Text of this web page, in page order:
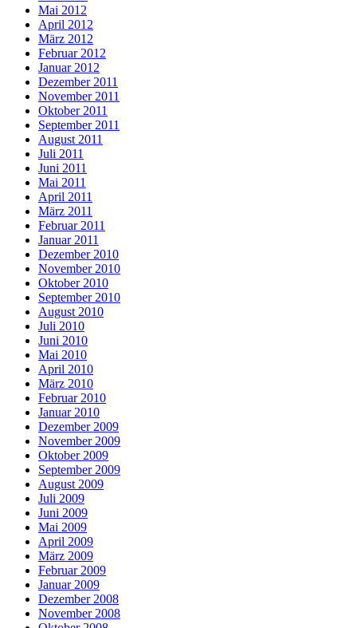
Mai 2012
April 2012
März 2012
Februar 2012
Januar 2012
Dezember 2011
November 2011
Oktober 2011
September 2011
August 2011
Juli 2011
Juni 2011
Mai 2011
April 2011
März 2011
Februar 2011
Januar 2011
Dezember 2010
November 2010
Oktober 2010
September 2010
August 2010
Juli 2010
Juni 2010
Mai 2010
April 2010
März 2010
Februar 2010
Januar 2010
Dezember 2009
November 2009
Oktober 2009
September 2009
August 2009
Juli 2009
Juni 2009
Mai 2009
April 2009
März 2009
Februar 2009
Januar 2009
Dezember 2008
November 2008